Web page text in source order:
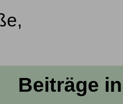
Beiträge